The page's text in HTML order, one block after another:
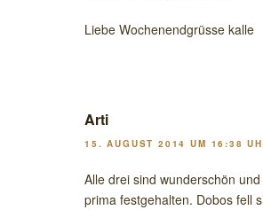
Liebe Wochenendgrüsse kalle
Arti
15. AUGUST 2014 UM 16:38
Alle drei sind wunderschön
prima festgehalten. Dobos fell